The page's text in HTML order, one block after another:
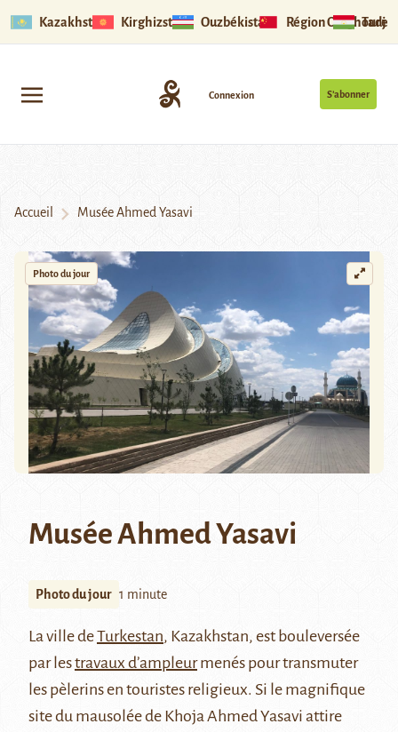
Kazakhstan Kirghizstan Ouzbékistan Région Ouïghoure
S’abonner
Connexion
Accueil Musée Ahmed Yasavi
Photo du jour
Musée Ahmed Yasavi
Photo du jour 1 minute
La ville deTurkestan, Kazakhstan, est bouleversée
par lestravaux d’ampleurmenés pour transmuter
les pèlerins en touristes religieux. Si le magnifique
site du mausolée de Khoja Ahmed Yasavi attire